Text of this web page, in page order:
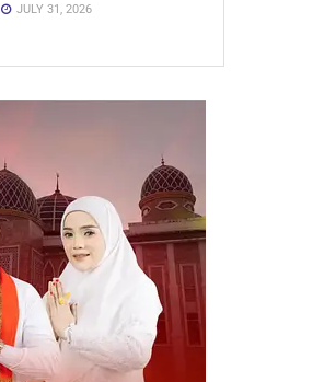
JULY 31, 2026